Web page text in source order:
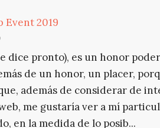
Event 2019
dice pronto), es un honor
de un honor, un placer,
además de considerar de
me gustaría ver a mí
en la medida de lo posib...